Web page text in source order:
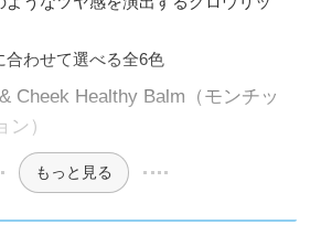
合わせて選べる全6色
Cheek Healthy Balm（モンチッ
）
もっと見る